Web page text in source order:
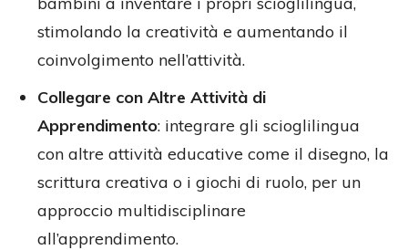
stimolando la creatività e aumentando il
coinvolgimento nell’attività.
Collegare con Altre Attività di
Apprendimento: integrare gli scioglilingua
con altre attività educative come il disegno, la
scrittura creativa o i giochi di ruolo, per un
approccio multidisciplinare
all’apprendimento.